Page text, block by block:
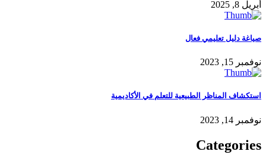
أبريل 8, 2025
صياغة دليل تعليمي فعال
نوفمبر 15, 2023
استكشاف المناظر الطبيعية للتعلم في الأكاديمية
نوفمبر 14, 2023
Categories